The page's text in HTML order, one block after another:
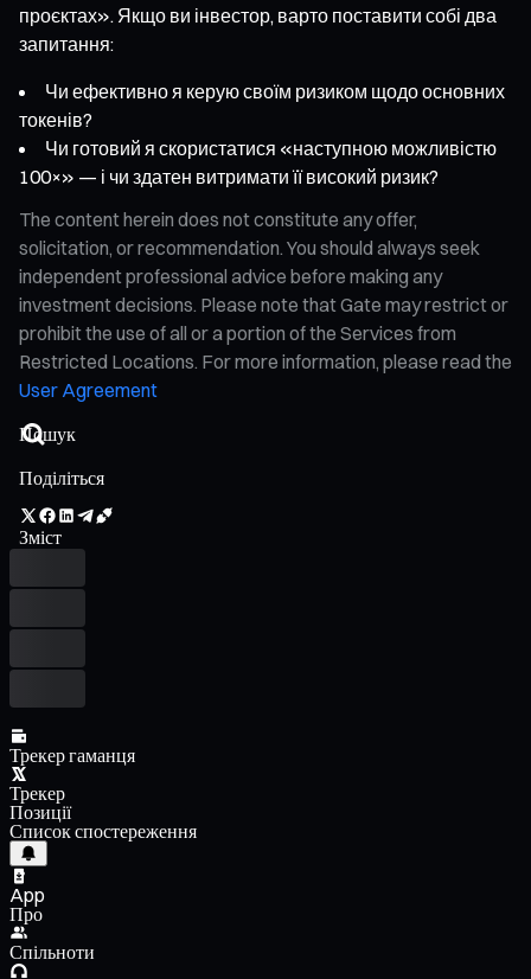
проєктах». Якщо ви інвестор, варто поставити собі два
запитання:
Чи ефективно я керую своїм ризиком щодо основних
токенів?
Чи готовий я скористатися «наступною можливістю
100×» — і чи здатен витримати її високий ризик?
The content herein does not constitute any offer,
solicitation, or recommendation. You should always seek
independent professional advice before making any
investment decisions. Please note that Gate may restrict or
prohibit the use of all or a portion of the Services from
Restricted Locations. For more information, please read the
User Agreement
Поділіться
Зміст
Трекер гаманця
Трекер
Позиції
Список спостереження
App
Про
Спільноти